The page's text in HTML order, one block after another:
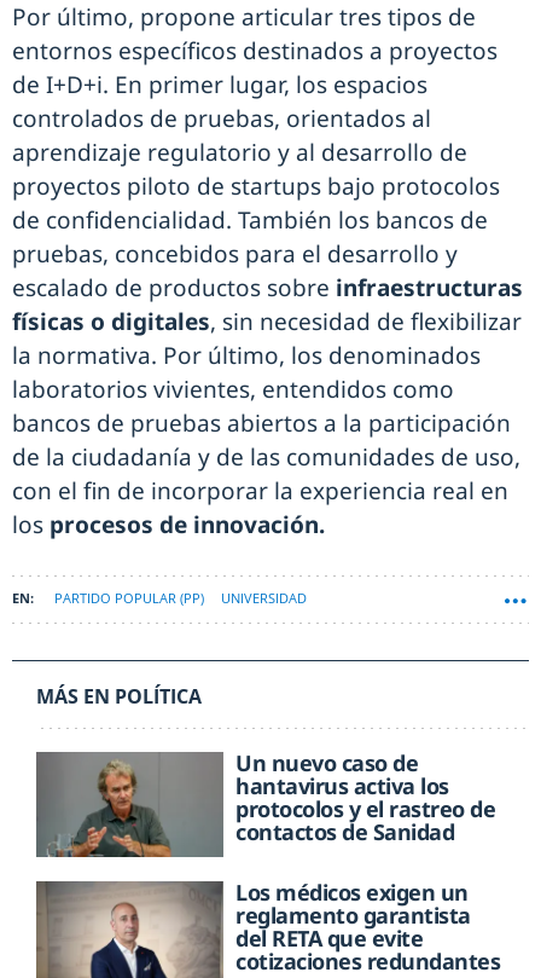
Por último, propone articular tres tipos de
entornos específicos destinados a proyectos
de I+D+i. En primer lugar, los espacios
controlados de pruebas, orientados al
aprendizaje regulatorio y al desarrollo de
proyectos piloto de startups bajo protocolos
de confidencialidad. También los bancos de
pruebas, concebidos para el desarrollo y
escalado de productos sobre infraestructuras
físicas o digitales, sin necesidad de flexibilizar
la normativa. Por último, los denominados
laboratorios vivientes, entendidos como
bancos de pruebas abiertos a la participación
de la ciudadanía y de las comunidades de uso,
con el fin de incorporar la experiencia real en
los procesos de innovación.
PARTIDO POPULAR (PP) UNIVERSIDAD
MÁS EN POLÍTICA
Un nuevo caso de
hantavirus activa los
protocolos y el rastreo de
contactos de Sanidad
Los médicos exigen un
reglamento garantista
del RETA que evite
cotizaciones redundantes